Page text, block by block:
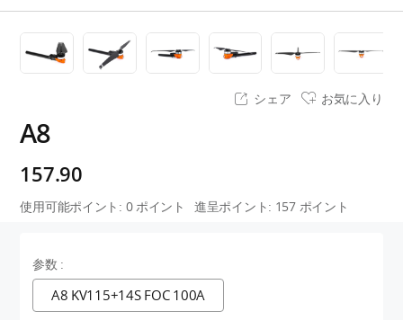
シェア お気に入り
A8
157.90
使用可能ポイント: 0ポイント 進呈ポイント: 157ポイント
参数 :
A8 KV115+14S FOC 100A